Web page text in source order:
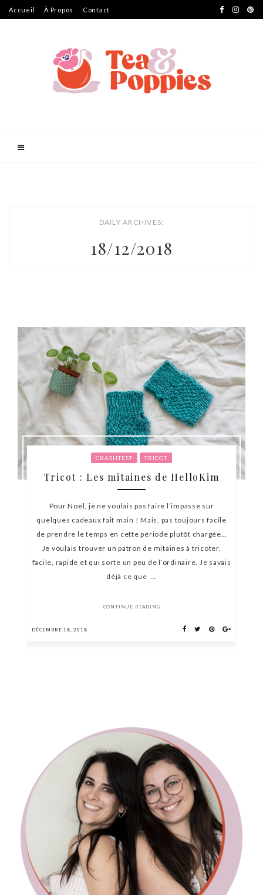
Accueil À Propos Contact
DAILY ARCHIVES:
18/12/2018
CRASHTEST TRICOT
Tricot : Les mitaines de HelloKim
Pour Noël, je ne voulais pas faire l’impasse sur
quelques cadeaux fait main ! Mais, pas toujours facile
de prendre le temps en cette période plutôt chargée…
Je voulais trouver un patron de mitaines à tricoter,
facile, rapide et qui sorte un peu de l’ordinaire. Je savais
déjà ce que ...
CONTINUE READING
DÉCEMBRE 18, 2018